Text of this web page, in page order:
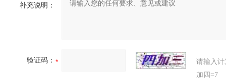
补充说明：
验证码：
请输入
加四=7